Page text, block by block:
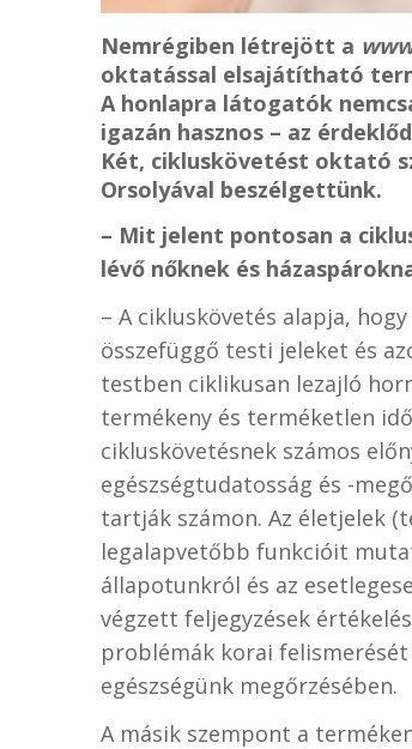
Nemrégiben létrejött a
oktatással elsajátítható
A honlapra látogatók
igazán hasznos – az
Két, cikluskövetést oktató
Orsolyával beszélgettünk.
– Mit jelent pontosan a
lévő nőknek és
– A cikluskövetés alapja,
összefüggő testi jeleket és
testben ciklikusan lezajló
termékeny és terméketlen
cikluskövetésnek számos
egészségtudatosság és -
tartják számon. Az életjelek
legalapvetőbb funkcióit
állapotunkról és az
végzett feljegyzések
problémák korai
egészségünk megőrzésében.
A másik szempont a